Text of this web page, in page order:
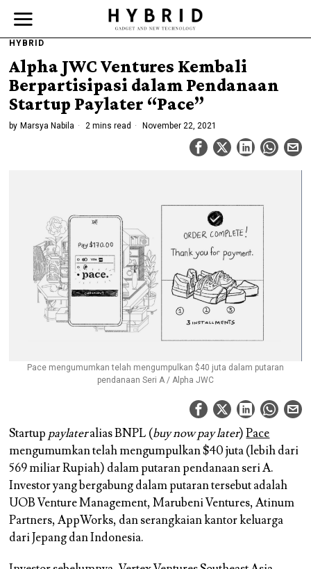
HYBRID
Alpha JWC Ventures Kembali
Berpartisipasi dalam Pendanaan
Startup Paylater “Pace”
by Marsya Nabila 2 mins read November 22, 2021
Pace mengumumkan telah mengumpulkan $40 juta dalam putaran
pendanaan Seri A / Alpha JWC
Startup paylateralias BNPL (buy now pay later)Pace
mengumumkan telah mengumpulkan $40 juta (lebih dari
569 miliar Rupiah) dalam putaran pendanaan seri A.
Investor yang bergabung dalam putaran tersebut adalah
UOB Venture Management, Marubeni Ventures, Atinum
Partners, AppWorks, dan serangkaian kantor keluarga
dari Jepang dan Indonesia.